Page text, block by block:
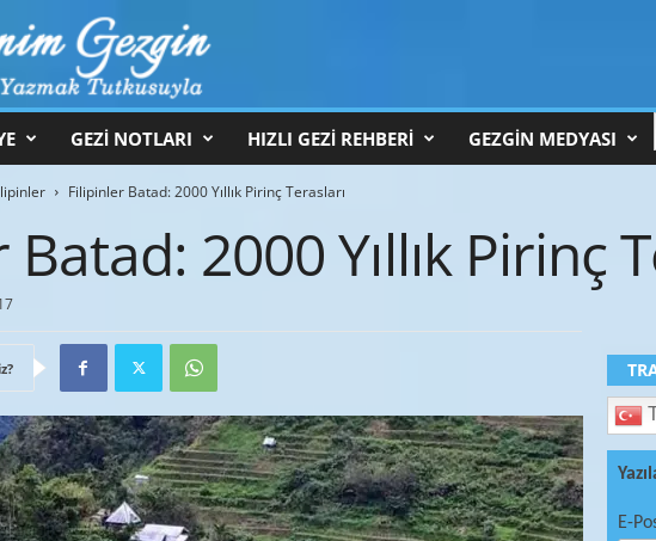
GEZİ NOTLARI HIZLI GEZİ REHBERİ GEZGİN MEDYASI
Filipinler Batad: 2000 Yıllık Pirinç Terasları
2000 Yıllık Pirinç
E-